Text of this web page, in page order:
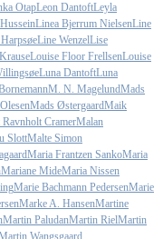
OtapLeon DantoftLeyla
Linea Bjerrum NielsenLine
Line WenzelLise
Louise Floor FrellsenLouise
Luna DantoftLuna
M. N. MagelundMads
Mads ØstergaardMaik
CramerMalan
SlottMalte Simon
Maria Frantzen SankoMaria
Mariane MideMaria Nissen
Marie Bachmann PedersenMarie
Marke A. HansenMartine
Martin PaludanMartin RielMartin
Wangsgaard